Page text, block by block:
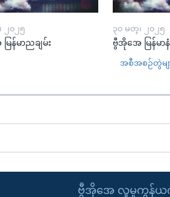
၂၀၂၅
ြန်မာညချမ်း
၃၀ မတ္၊ ၂၀၂၅
ဗွီအိုအေ မြန်မာ
အစီအစဉ်တွဲမျ
ဗွီအိုအေ လူမှုကွန်ယက်